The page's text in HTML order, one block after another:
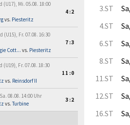
(U17), Mi. 05.08. 18:00
vs. Piesteritz
4:2
(U15), Fr. 07.08. 16:30
Cott... vs. Piesteritz
7:3
(U19), Fr. 07.08. 18:30
vs. Reinsdorf II
11:0
08.08. 14:00 Uhr
vs.Turbine
3:2
3.ST
4.ST
6.ST
8.ST
11.ST
12.ST
16.ST